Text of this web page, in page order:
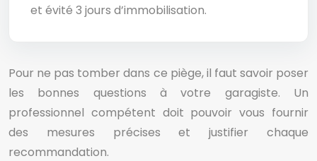
et évité 3 jours d’immobilisation.
Pour ne pas tomber dans ce piège, il faut savoir poser
les bonnes questions à votre garagiste. Un
professionnel compétent doit pouvoir vous fournir
des mesures précises et justifier chaque
recommandation.